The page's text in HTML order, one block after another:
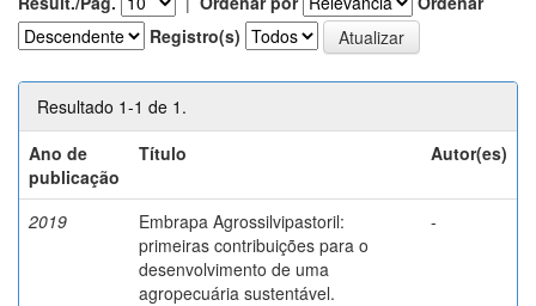
Registro(s)
Resultado 1-1 de 1.
Ano de
publicação
Título Autor(es)
2019
Embrapa Agrossilvipastoril:
primeiras contribuições para o
desenvolvimento de uma
agropecuária sustentável.
-